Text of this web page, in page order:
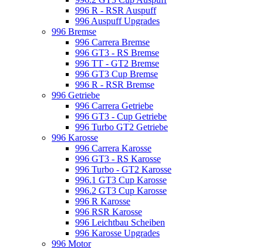
996 R - RSR Auspuff
996 Auspuff Upgrades
996 Bremse
996 Carrera Bremse
996 GT3 - RS Bremse
996 TT - GT2 Bremse
996 GT3 Cup Bremse
996 R - RSR Bremse
996 Getriebe
996 Carrera Getriebe
996 GT3 - Cup Getriebe
996 Turbo GT2 Getriebe
996 Karosse
996 Carrera Karosse
996 GT3 - RS Karosse
996 Turbo - GT2 Karosse
996.1 GT3 Cup Karosse
996.2 GT3 Cup Karosse
996 R Karosse
996 RSR Karosse
996 Leichtbau Scheiben
996 Karosse Upgrades
996 Motor